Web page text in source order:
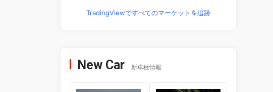
TradingViewですべてのマーケットを追跡
New Car 新車種情報